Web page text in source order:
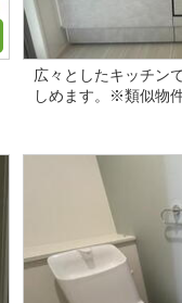
広々としたキッチン
しめます。※類似物